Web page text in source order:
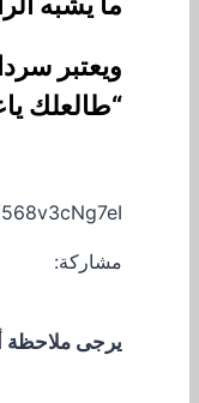
“طالعلك
مشاركة:
يرجى ملاحظة